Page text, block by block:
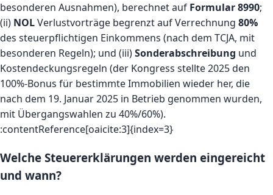
besonderen Ausnahmen), berechnet auf Formular 8990;
(ii) NOLVerlustvorträge begrenzt auf Verrechnung 80%
des steuerpflichtigen Einkommens (nach dem TCJA, mit
besonderen Regeln); und (iii)Sonderabschreibung und
Kostendeckungsregeln (der Kongress stellte 2025 den
100%-Bonus für bestimmte Immobilien wieder her, die
nach dem 19. Januar 2025 in Betrieb genommen wurden,
mit Übergangswahlen zu 40%/60%).
:contentReference[oaicite:3]{index=3}
Welche Steuererklärungen werden eingereicht
und wann?